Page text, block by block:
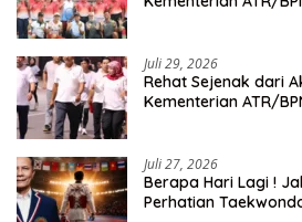
Juli 29, 2026
Rehat Sejenak dari
Kementerian ATR/
Juli 27, 2026
Berapa Hari Lagi !
Perhatian